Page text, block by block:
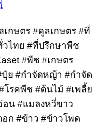
กษตร #คูลเกษตร #ที่
ไทย #ที่ปรึกษาพืช
#พืช #เกษตร
ย #กำจัดหญ้า #กำจัด
รคพืช #ต้นไม้ #เพลี้ย
อน #แมลงหวี่ขาว
ก #ข้าว #ข้าวโพด